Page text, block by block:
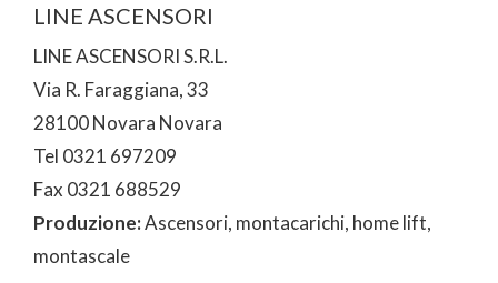
LINE ASCENSORI
LINE ASCENSORI S.R.L.
Via R. Faraggiana, 33
28100 Novara Novara
Tel 0321 697209
Fax 0321 688529
Produzione:Ascensori, montacarichi, home lift,
montascale